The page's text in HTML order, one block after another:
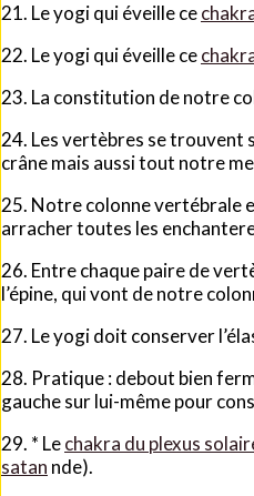
21. Le yogi qui éveille ce
22. Le yogi qui éveille ce
23. La constitution de notre
24. Les vertèbres se trouvent
crâne mais aussi tout notre
25. Notre colonne vertébrale
arracher toutes les
26. Entre chaque paire de
l’épine, qui vont de notre
27. Le yogi doit conserver
28. Pratique : debout bien
gauche sur lui-même pour
29. * Lechakra du plexus
satan nde).